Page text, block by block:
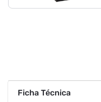
Ficha Técnica